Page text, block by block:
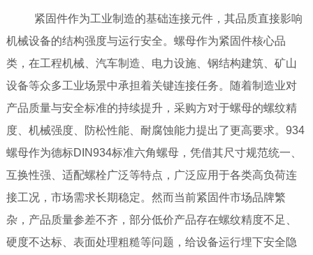
紧固件作为工业制造的基础连接元件，其品质直接影响
机械设备的结构强度与运行安全。螺母作为紧固件核心品
类，在工程机械、汽车制造、电力设施、钢结构建筑、矿山
设备等众多工业场景中承担着关键连接任务。随着制造业对
产品质量与安全标准的持续提升，采购方对于螺母的螺纹精
度、机械强度、防松性能、耐腐蚀能力提出了更高要求。934
螺母作为德标DIN934标准六角螺母，凭借其尺寸规范统一、
互换性强、适配螺栓广泛等特点，广泛应用于各类高负荷连
接工况，市场需求长期稳定。然而当前紧固件市场品牌繁
杂，产品质量参差不齐，部分低价产品存在螺纹精度不足、
硬度不达标、表面处理粗糙等问题，给设备运行埋下安全隐